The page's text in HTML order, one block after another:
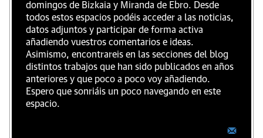
domingos de Bizkaia y Miranda de Ebro. Desde
todos estos espacios podéis acceder a las noticias,
datos adjuntos y participar de forma activa
añadiendo vuestros comentarios e ideas.
Asimismo, encontrareis en las secciones del blog
distintos trabajos que han sido publicados en años
anteriores y que poco a poco voy añadiendo.
Espero que sonriáis un poco navegando en este
espacio.